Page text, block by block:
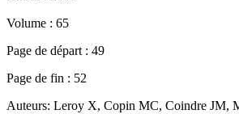
Volume : 65
Page de départ : 49
Page de fin : 52
Auteurs: Leroy X, Copin MC, Coindre JM,